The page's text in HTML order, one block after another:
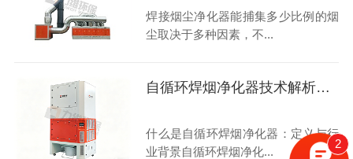
焊接烟尘净化器能捕集多少比例的烟
尘取决于多种因素，不...
自循环焊烟净化器技术解析了解下
什么是自循环焊烟净化器：定义与行
业背景自循环焊烟净化...
2